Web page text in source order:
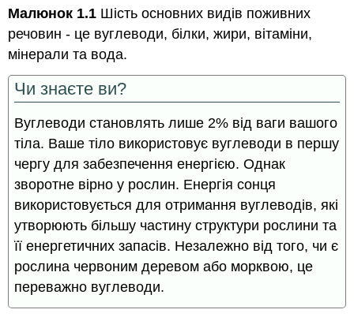
Малюнок 1.1 Шість основних видів поживних
речовин - це вуглеводи, білки, жири, вітаміни,
мінерали та вода.
Чи знаєте ви?
Вуглеводи становлять лише 2% від ваги вашого
тіла. Ваше тіло використовує вуглеводи в першу
чергу для забезпечення енергією. Однак
зворотне вірно у рослин. Енергія сонця
використовується для отримання вуглеводів, які
утворюють більшу частину структури рослини та
її енергетичних запасів. Незалежно від того, чи є
рослина червоним деревом або морквою, це
переважно вуглеводи.